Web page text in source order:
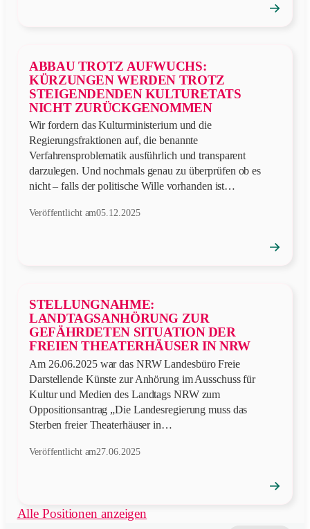
→
ABBAU TROTZ AUFWUCHS:
KÜRZUNGEN WERDEN TROTZ
STEIGENDENDEN KULTURETATS
NICHT ZURÜCKGENOMMEN
Wir fordern das Kulturministerium und die
Regierungsfraktionen auf, die benannte
Verfahrensproblematik ausführlich und transparent
darzulegen. Und nochmals genau zu überprüfen ob es
nicht – falls der politische Wille vorhanden ist…
Veröffentlicht am05.12.2025
→
STELLUNGNAHME:
LANDTAGSANHÖRUNG ZUR
GEFÄHRDETEN SITUATION DER
FREIEN THEATERHÄUSER IN NRW
Am 26.06.2025 war das NRW Landesbüro Freie
Darstellende Künste zur Anhörung im Ausschuss für
Kultur und Medien des Landtags NRW zum
Oppositionsantrag „Die Landesregierung muss das
Sterben freier Theaterhäuser in…
Veröffentlicht am27.06.2025
→
Alle Positionen anzeigen